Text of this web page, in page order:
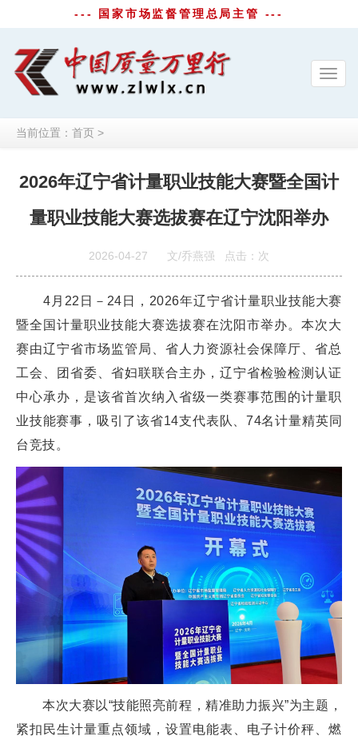
--- 国家市场监督管理总局主管 ---
当前位置： 首页 >
2026年辽宁省计量职业技能大赛暨全国计
量职业技能大赛选拔赛在辽宁沈阳举办
2026-04-27 文/乔燕强 点击： 次
4月22日－24日，2026年辽宁省计量职业技能大赛
暨全国计量职业技能大赛选拔赛在沈阳市举办。本次大
赛由辽宁省市场监管局、省人力资源社会保障厅、省总
工会、团省委、省妇联联合主办，辽宁省检验检测认证
中心承办，是该省首次纳入省级一类赛事范围的计量职
业技能赛事，吸引了该省14支代表队、74名计量精英同
台竞技。
本次大赛以“技能照亮前程，精准助力振兴”为主题，
紧扣民生计量重点领域，设置电能表、电子计价秤、燃